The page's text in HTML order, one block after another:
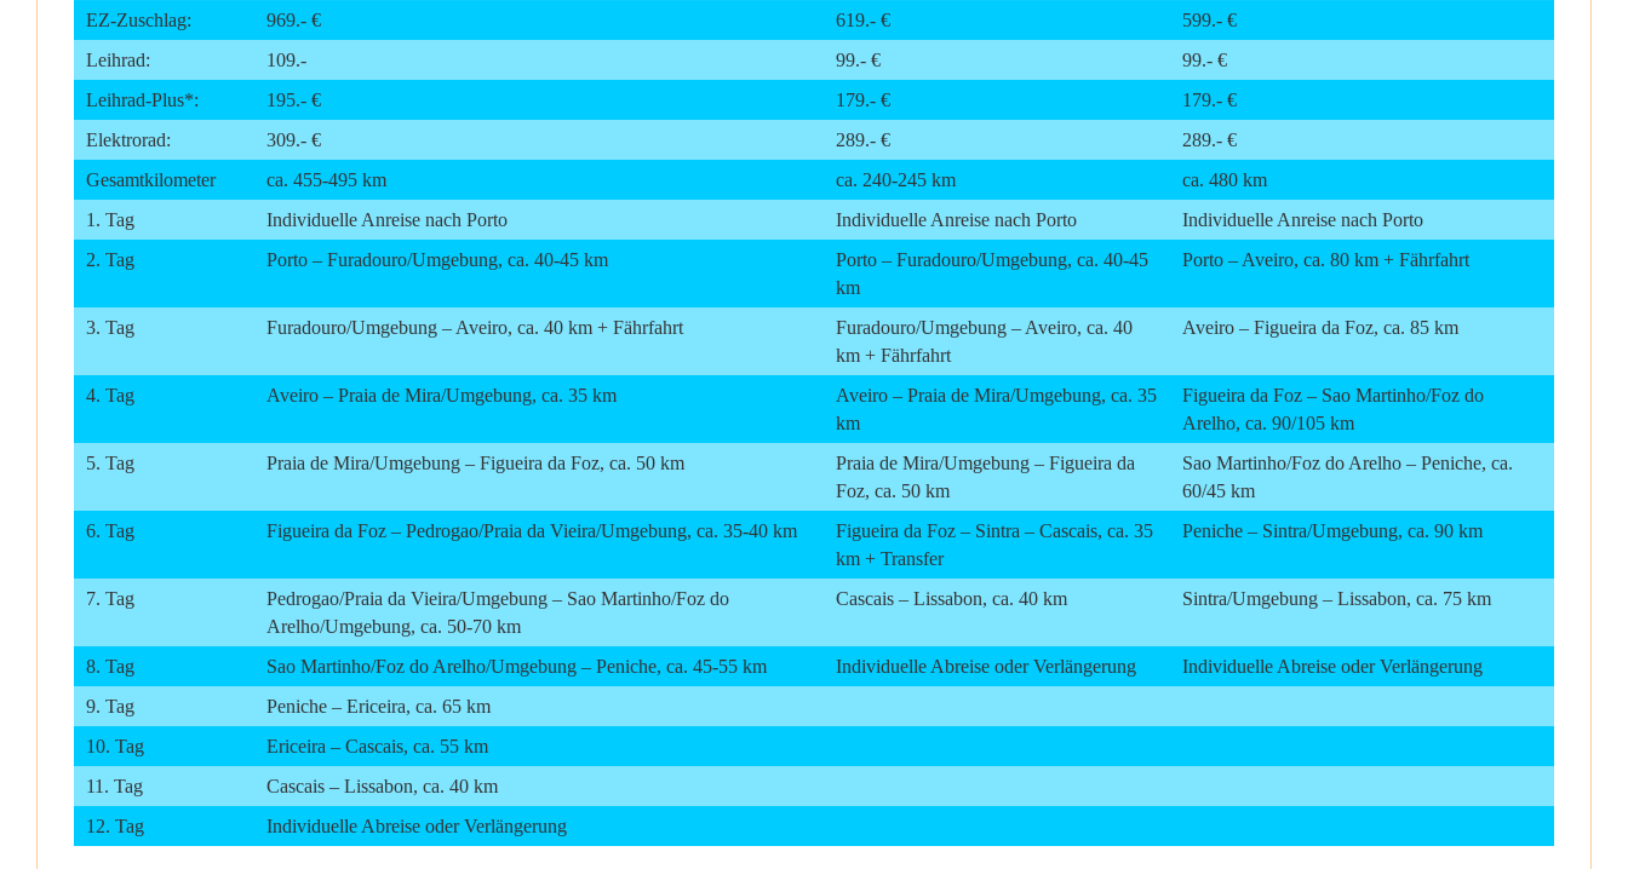
EZ-Zuschlag:
969.- € 619.- €
599.- €
Leihrad:
109.- 99.- €
99.- €
Leihrad-Plus*:
195.- € 179.- €
179.- €
Elektrorad:
309.- € 289.- €
289.- €
Gesamtkilometer
ca. 455-495 km ca. 240-245 km
ca. 480 km
1. Tag
Individuelle Anreise nach Porto Individuelle Anreise nach Porto
Individuelle Anreise nach Porto
2. Tag
Porto – Furadouro/Umgebung, ca. 40-45 km
Porto – Furadouro/Umgebung, ca. 40-45
km
Porto – Aveiro, ca. 80 km + Fährfahrt
3. Tag Furadouro/Umgebung – Aveiro, ca. 40 km + Fährfahrt
Furadouro/Umgebung – Aveiro, ca. 40
km + Fährfahrt
Aveiro – Figueira da Foz, ca. 85 km
4. Tag Aveiro – Praia de Mira/Umgebung, ca. 35 km
Aveiro – Praia de Mira/Umgebung, ca. 35
km
Figueira da Foz – Sao Martinho/Foz do
Arelho, ca. 90/105 km
5. Tag
Praia de Mira/Umgebung – Figueira da Foz, ca. 50 km
Praia de Mira/Umgebung – Figueira da
Foz, ca. 50 km
Sao Martinho/Foz do Arelho – Peniche, ca.
60/45 km
6. Tag
Figueira da Foz – Pedrogao/Praia da Vieira/Umgebung, ca. 35-40 km
Figueira da Foz – Sintra – Cascais, ca. 35
km + Transfer
Peniche – Sintra/Umgebung, ca. 90 km
7. Tag
Pedrogao/Praia da Vieira/Umgebung – Sao Martinho/Foz do
Arelho/Umgebung, ca. 50-70 km
Cascais – Lissabon, ca. 40 km Sintra/Umgebung – Lissabon, ca. 75 km
8. Tag Sao Martinho/Foz do Arelho/Umgebung – Peniche, ca. 45-55 km Individuelle Abreise oder Verlängerung
Individuelle Abreise oder Verlängerung
9. Tag
Peniche – Ericeira, ca. 65 km
10. Tag
Ericeira – Cascais, ca. 55 km
11. Tag
Cascais – Lissabon, ca. 40 km
12. Tag
Individuelle Abreise oder Verlängerung